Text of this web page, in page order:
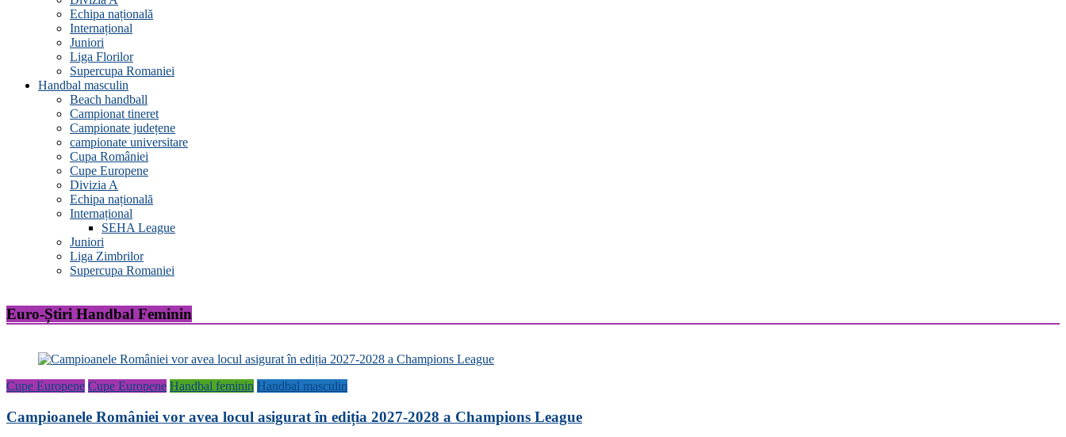
Echipa națională
Internațional
Juniori
Liga Florilor
Supercupa Romaniei
Handbal masculin
Beach handball
Campionat tineret
Campionate județene
campionate universitare
Cupa României
Cupe Europene
Divizia A
Echipa națională
Internațional
SEHA League
Juniori
Liga Zimbrilor
Supercupa Romaniei
Euro-Știri Handbal Feminin
Cupe Europene Cupe Europene Handbal feminin Handbal masculin
Campioanele României vor avea locul asigurat în ediția 2027-2028 a Champions League